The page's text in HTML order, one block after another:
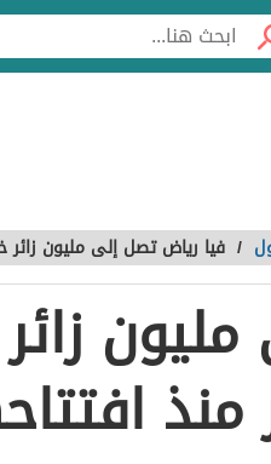
/ فيا رياض تصل إلى مليون
زائر